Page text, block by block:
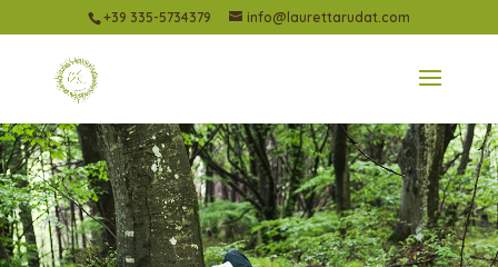
+39 335-5734379 info@laurettarudat.com